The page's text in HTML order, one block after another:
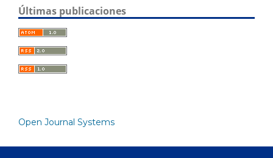
Últimas publicaciones
Open Journal Systems